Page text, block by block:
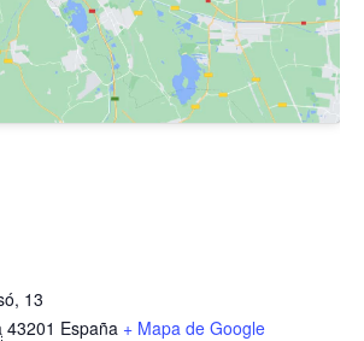
13
43201 España + Mapa de Google